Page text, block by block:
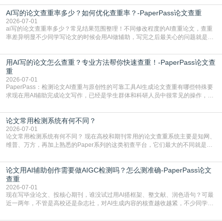
五遍还是过不了预检测的大有人在，这时候，找到靠谱的降AIGC检测率的网
站，就能少走好多弯路。PaperPass：守护学术原创性的智能伙伴AIGC生成内
容的学术合规痛点去年帮一个本科师弟改
AI写的论文查重率多少？如何优化查重率？-PaperPass论文查重
2026-07-01
ai写的论文查重率多少？常见结果范围整理！不同修改程度的AI查重论文，查重
率差异明显不少同学写论文的时候会用AI做辅助，写完之后最关心的问题就是ai
实际情况和大家想的不太一样。AI训练依赖海量公开学术文献、网络内容，生成
内容本质是按照语义概率拼接已有内容，很容易和已发布的作品撞重复，甚至会
直接引用整段已有内容，所以查重率偏高是
用AI写的论文怎么查重？专业方法帮你快速查重！-PaperPass论文查
重
2026-07-01
PaperPass：检测论文AI查重与原创性的可靠工具AI生成论文查重有哪些特殊要
求现在用AI辅助完成论文写作，已经是学生群体和科研人员中很常见的操作，不
但很多人忽略了，AI生成的内容天生带有重复风险——训练AI的数据集本身就包
含大量已公开的学术内容、网络原创内容，AI输出内容时很容易无意识拼接出重
复片
论文常用检测系统有何不同？
2026-07-01
论文常用检测系统有何不同？ 现在高校和期刊常用的论文查重系统主要是知网、
维普、万方，再加上熟悉的Paper系列的这类初查平台，它们最大的不同就是数
查数值误导。知网（CNKI）是学校定稿检测的绝对主流。本科用PMLC，含大学
生联合比对库，能比历届学长论文，硕博用VIP/TMLC，含学术论文联合比对
库，期刊投稿用AMLMC/SML
论文用AI辅助创作需要做AIGC检测吗？怎么测准确-PaperPass论文
查重
2026-07-01
现在写毕业论文、投核心期刊，谁没试过用AI搭框架、整文献、润色语句？可最
近一两年，不管是高校还是杂志社，对AI生成内容的核查越收越紧，不少同学投